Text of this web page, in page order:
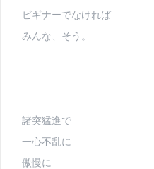
ビギナーでなければ
みんな、そう。
諸突猛進で
一心不乱に
傲慢に